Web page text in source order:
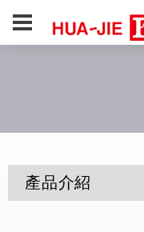
產品介紹